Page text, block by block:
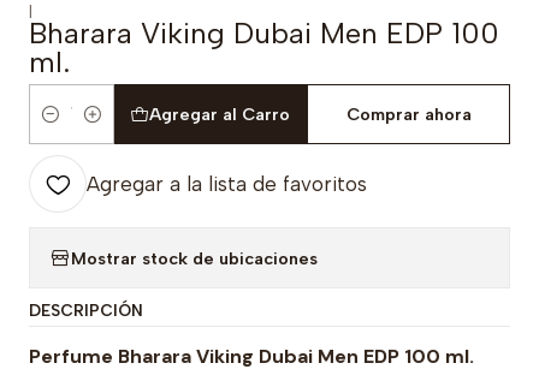
|
Bharara Viking Dubai Men EDP 100
ml.
Cantidad
Agregar al Carro Comprar ahora
Agregar a la lista de favoritos
Mostrar stock de ubicaciones
DESCRIPCIÓN
Perfume Bharara Viking Dubai Men EDP 100 ml.